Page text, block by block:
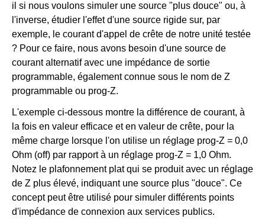
il si nous voulons simuler une source "plus douce" ou, à
l'inverse, étudier l'effet d'une source rigide sur, par
exemple, le courant d'appel de crête de notre unité testée
? Pour ce faire, nous avons besoin d'une source de
courant alternatif avec une impédance de sortie
programmable, également connue sous le nom de Z
programmable ou prog-Z.
L'exemple ci-dessous montre la différence de courant, à
la fois en valeur efficace et en valeur de crête, pour la
même charge lorsque l'on utilise un réglage prog-Z = 0,0
Ohm (off) par rapport à un réglage prog-Z = 1,0 Ohm.
Notez le plafonnement plat qui se produit avec un réglage
de Z plus élevé, indiquant une source plus "douce". Ce
concept peut être utilisé pour simuler différents points
d'impédance de connexion aux services publics.